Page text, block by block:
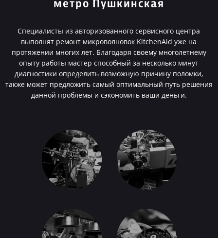
метро Пушкинская
Специалисты из авторизованного сервисного центра
выполнят ремонт микроволновок KitchenAid уже на
протяжении многих лет. Благодаря своему многолетнему
опыту работы мастер способный за несколько минут
диагностики определить возможную причину поломки,
также может предложить самый оптимальный путь решения
данной проблемы и сэкономить ваши деньги.